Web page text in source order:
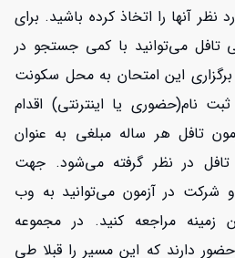
نظر آنها را اتخاذ کرده باشید. برای
تافل می‌توانید با کمی جستجو در
برگزاری این امتحان به محل سکونت
نام(حضوری یا اینترنتی) اقدام
تافل هر ساله مبلغی به عنوان
تافل در نظر گرفته می‌شود. جهت
و شرکت در آزمون می‌توانید به وب
مراجعه کنید. در مجموعه
دارند که این مسیر را قبلا طی